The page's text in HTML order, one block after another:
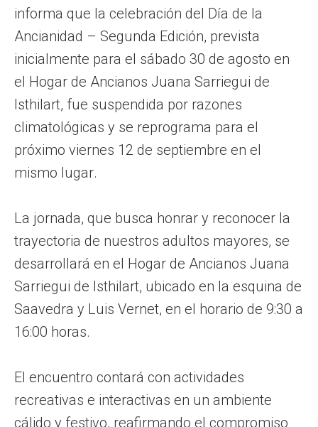
informa que la celebración del Día de la
Ancianidad – Segunda Edición, prevista
inicialmente para el sábado 30 de agosto en
el Hogar de Ancianos Juana Sarriegui de
Isthilart, fue suspendida por razones
climatológicas y se reprograma para el
próximo viernes 12 de septiembre en el
mismo lugar.
La jornada, que busca honrar y reconocer la
trayectoria de nuestros adultos mayores, se
desarrollará en el Hogar de Ancianos Juana
Sarriegui de Isthilart, ubicado en la esquina de
Saavedra y Luis Vernet, en el horario de 9:30 a
16:00 horas.
El encuentro contará con actividades
recreativas e interactivas en un ambiente
cálido y festivo, reafirmando el compromiso